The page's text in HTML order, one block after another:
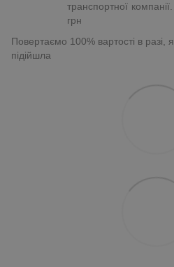
транспортної
грн
Повертаємо 100% вартості в
підійшла